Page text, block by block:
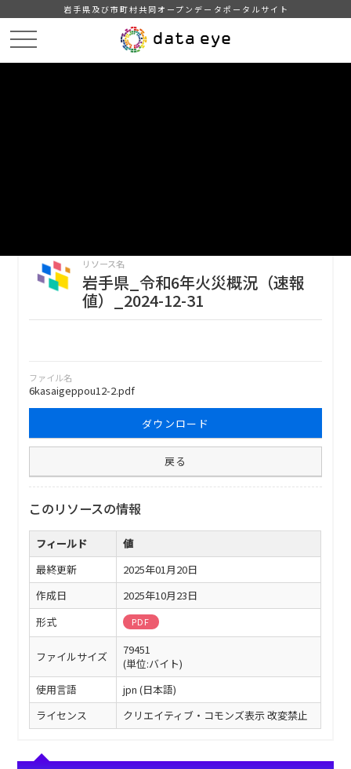
岩手県及び市町村共同オープンデータポータルサイト
リソース名
岩手県_令和6年火災概況（速報
値）_2024-12-31
ファイル名
6kasaigeppou12-2.pdf
ダウンロード
戻る
このリソースの情報
フィールド
値
最終更新
2025年01月20日
作成日
2025年10月23日
形式
PDF
ファイルサイズ
79451
(単位:バイト)
使用言語
jpn (日本語)
ライセンス
クリエイティブ・コモンズ表示 改変禁止